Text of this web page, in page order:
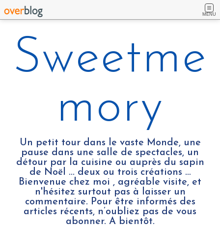
MENU
Sweetme
mory
Un petit tour dans le vaste Monde, une
pause dans une salle de spectacles, un
détour par la cuisine ou auprès du sapin
de Noël ... deux ou trois créations …
Bienvenue chez moi , agréable visite, et
n'hésitez surtout pas à laisser un
commentaire. Pour être informés des
articles récents, n’oubliez pas de vous
abonner. A bientôt.